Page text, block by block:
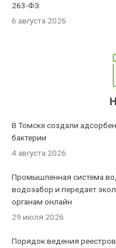
263-ФЗ
6 августа 2026
В Томске создали
бактерии
4 августа 2026
Промышленная система
водозабор и передает
органам онлайн
29 июля 2026
Порядок ведения